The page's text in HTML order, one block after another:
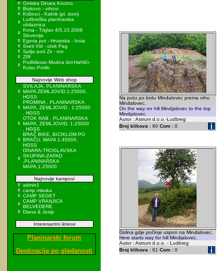
Omiska Dinara Kruzno
Biokovo - vrhovi
Križevci - Kalnik (pl. dom)
Ludbreška planinarska
obilaznica
Krma - Triglav 4/5.10.2008
Slovenija
Egeria put - Hrvatska - Iovia
Sveti Vid - otok Pag
Spilja pod Zir - om
ZIR
Podkilavac-Mudna dol-Hahlići-
Kolac-Podki
Najnovije Web shop
SVILAJA, PLANINARSKA
MAPA ZEMLJOVID,1:25000,
HGSS
PROMINA , PLANINARSKA
MAPA, ZEMLJOVID , 1:25000
, HGSS
OTOK RAB , PLANINARSKA
MAPA, ZEMLJOVID, 1:25000
, HGSS
BRAČ BIKE, BICIKLOM PO
BRAČU, MAPA 1:45000,
HGSS
DINARA-TROGLAVSKA
SKUPINA-ZAPAD
,PLANINARSKA
MAPA,1:25000
Najnovije kampovi
admin1
camp mlaska
CAMP SEGET
CAMP VRANJICA
BELVEDERE
Diana & Josip
Interesantni linkovi
Planinarski forum
Destinacije po gledanosti
Na putu po brdu Minđalovec prema vrhu
Minđalovec.
On the way on hill Mindjalovec to the top
Mindjalovec.
Autor : Astrum d.o.o.-Ludbreg
Broj klikova :60 Com :0
Dolina gdje počinje uspon na Minđalovec.
Here starts way for hill Mindjalovec.
Autor : Astrum d.o.o. - Ludbreg
Broj klikova :61 Com :0